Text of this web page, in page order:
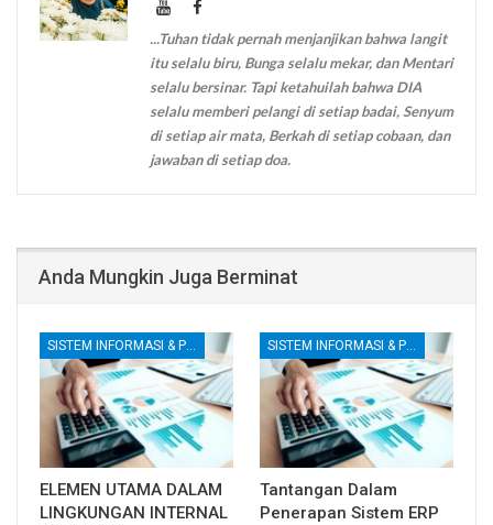
...Tuhan tidak pernah menjanjikan bahwa langit
itu selalu biru, Bunga selalu mekar, dan Mentari
selalu bersinar. Tapi ketahuilah bahwa DIA
selalu memberi pelangi di setiap badai, Senyum
di setiap air mata, Berkah di setiap cobaan, dan
jawaban di setiap doa.
Anda Mungkin Juga Berminat
SISTEM INFORMASI & PENGENDALIAN INTERNAL
ELEMEN UTAMA DALAM
LINGKUNGAN INTERNAL
SISTEM INFORMASI & PENGENDALIAN INTERNAL
Tantangan Dalam
Penerapan Sistem ERP